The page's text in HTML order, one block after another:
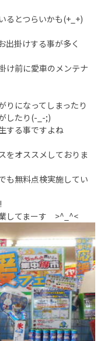
るとつらいかも(+_+)
出掛けする事が多く
け前に愛車のメンテナ
りになってしまったり
したり(-_-;)
する事ですよね
をオススメしておりま
も無料点検実施してい
してまーす >^_^<